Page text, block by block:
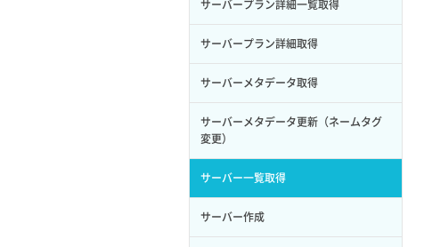
ボリューム詳細取得
自動バックアップ有効化
自動バックアップ無効化
サーバープラン詳細一覧取得
サーバープラン詳細取得
サーバーメタデータ取得
サーバーメタデータ更新（ネームタグ
変更）
サーバー一覧取得
サーバー作成